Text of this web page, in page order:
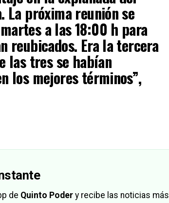
La próxima reunión se
a las 18:00 h para
reubicados. Era la tercera
las tres se habían
los mejores términos”,
de Quinto Poder y recibe las noticias más